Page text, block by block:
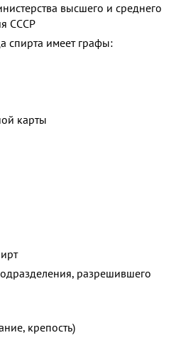
высшего и среднего
СССР
спирта имеет графы:
карты
разрешившего
крепость)